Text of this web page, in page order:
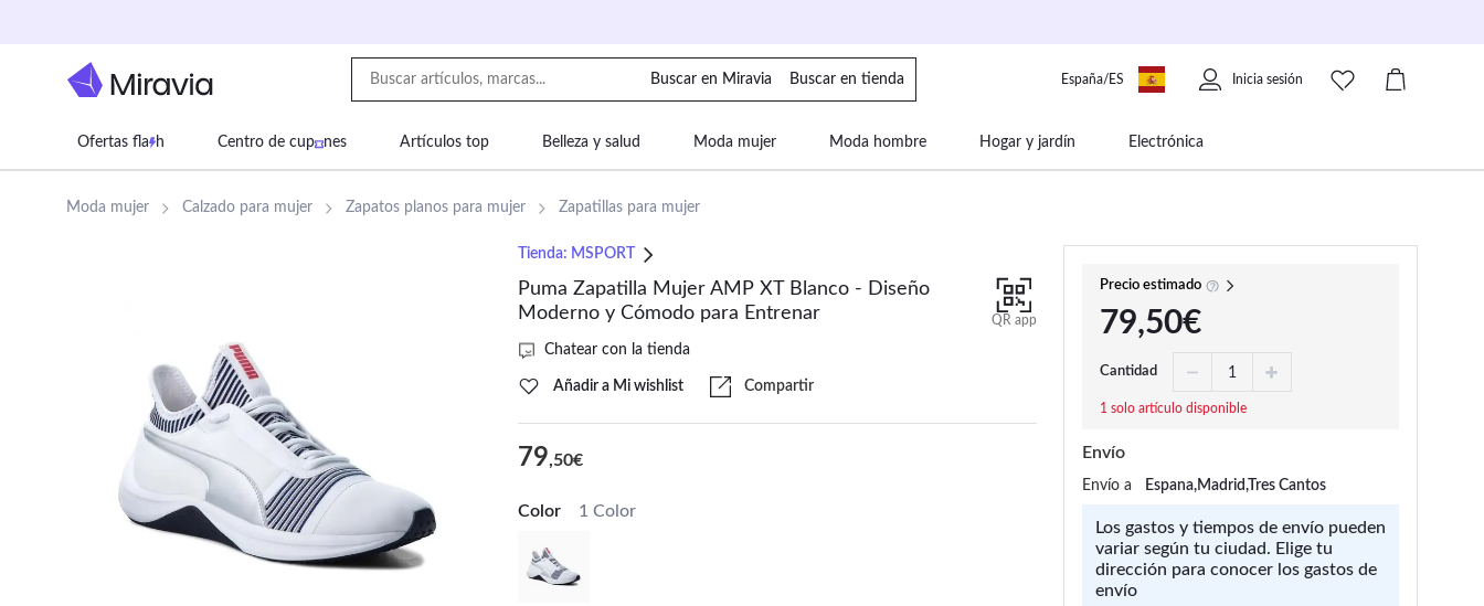
Buscar en Miravia Buscar en tienda España/ES Inicia sesión
Ofertas fla h Centro de cup nes Artículos top Belleza y salud Moda mujer Moda hombre Hogar y jardín Electrónica
Supermercado Juguetes Deportes Equipaje Mascotas
Moda mujer Calzado para mujer Zapatos planos para mujer Zapatillas para mujer
Tienda: MSPORT
Puma Zapatilla Mujer AMP XT Blanco - Diseño
Moderno y Cómodo para Entrenar
QR app
Chatear con la tienda
Añadir a Mi wishlist Compartir
79,50€
Color 1 Color
Precio estimado
79,50€
Cantidad
1 solo artículo disponible
Envío
Envío a Espana,Madrid,Tres Cantos
Los gastos y tiempos de envío pueden
variar según tu ciudad. Elige tu
dirección para conocer los gastos de
envío